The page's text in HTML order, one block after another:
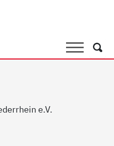
SucheSuche
e.V.